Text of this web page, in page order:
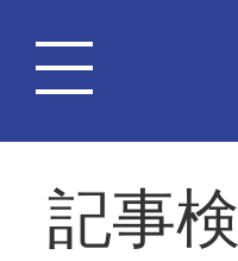
記事